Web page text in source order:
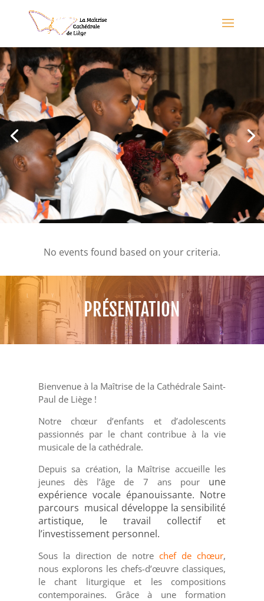
No events found based on your criteria.
LYRIQUE
PRÉSENTATION
Bienvenue à la Maîtrise de la Cathédrale Saint-
Paul de Liège !
Notre chœur d’enfants et d’adolescents
passionnés par le chant contribue à la vie
musicale de la cathédrale.
Depuis sa création, la Maîtrise accueille les
jeunes dès l’âge de 7 ans pour une
expérience vocale épanouissante. Notre
parcours musical développe la sensibilité
artistique, le travail collectif et
l’investissement personnel.
Sous la direction de notre chef de chœur,
nous explorons les chefs-d’œuvre classiques,
le chant liturgique et les compositions
contemporaines. Grâce à une formation